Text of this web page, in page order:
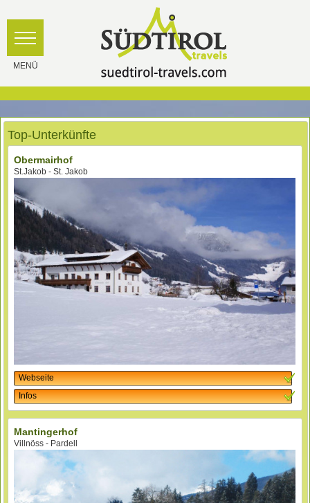
Top-Unterkünfte
Obermairhof
St.Jakob - St. Jakob
Webseite
Infos
Mantingerhof
Villnöss - Pardell